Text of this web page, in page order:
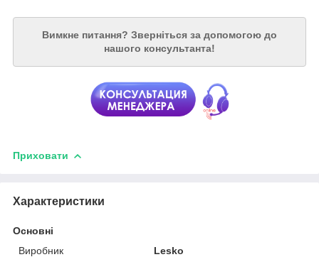
Вимкне питання? Зверніться за допомогою до
нашого консультанта!
Приховати
Характеристики
Основні
Виробник
Lesko